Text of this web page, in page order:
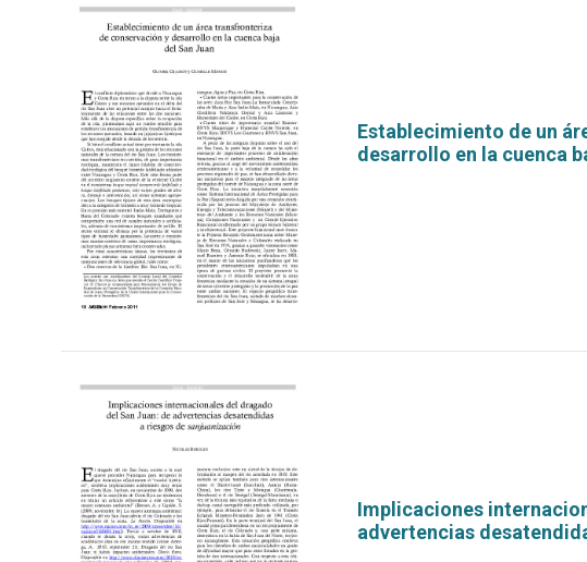
Establecimiento de un
desarrollo en la cuenca
Implicaciones
advertencias